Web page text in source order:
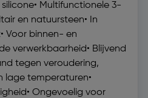
Multifunctionele 3-
en natuursteen• In
Voor binnen- en
verwerkbaarheid• Blijvend
tegen veroudering,
lage temperaturen•
Ongevoelig voor